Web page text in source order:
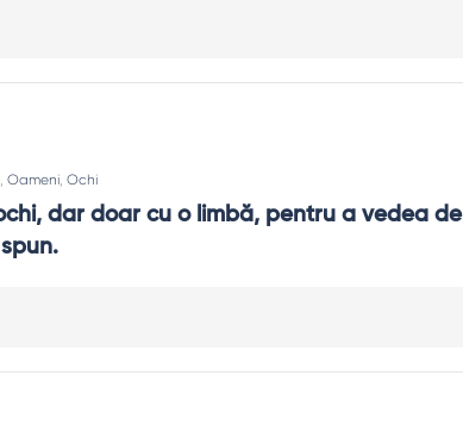
nuanță.
tău concret.
Oameni Ochi
dar doar cu o limbă, pentru a vedea de